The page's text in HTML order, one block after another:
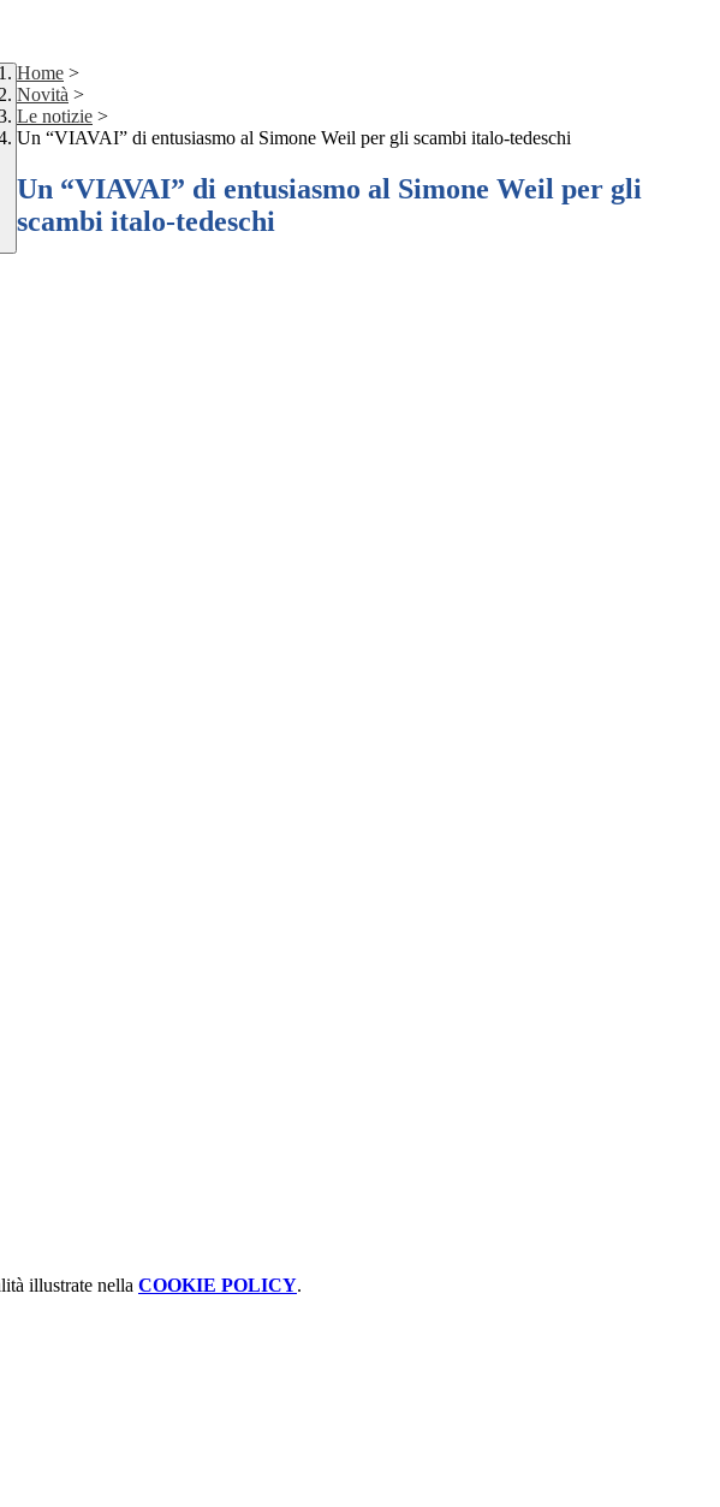
Home >
Novità >
Le notizie >
Un “VIAVAI” di entusiasmo al Simone Weil per gli scambi italo-tedeschi
Un “VIAVAI” di entusiasmo al Simone Weil per gli
scambi italo-tedeschi
illustrate nella COOKIE POLICY.